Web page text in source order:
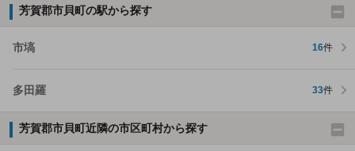
芳賀郡市貝町の駅から探す
市塙 16件
多田羅 33件
芳賀郡市貝町近隣の市区町村から探す